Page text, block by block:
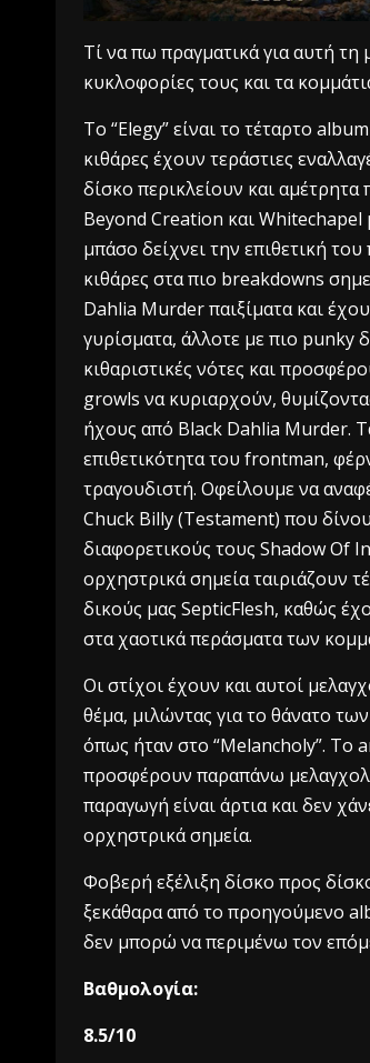
Τί να πω πραγματικά για αυτή
κυκλοφορίες τους και τα
Το “Elegy” είναι το τέταρτο
κιθάρες έχουν τεράστιες
δίσκο περικλείουν και
Beyond Creation και Whitechapel
μπάσο δείχνει την επιθετική
κιθάρες στα πιο breakdowns
Dahlia Murder παιξίματα και
γυρίσματα, άλλοτε με πιο punky
κιθαριστικές νότες και
growls να κυριαρχούν,
ήχους από Black Dahlia Murder.
επιθετικότητα του frontman,
τραγουδιστή. Οφείλουμε να
Chuck Billy (Testament) που
διαφορετικούς τους Shadow Of
ορχηστρικά σημεία ταιριάζουν
δικούς μας SepticFlesh, καθώς
στα χαοτικά περάσματα των
Οι στίχοι έχουν και αυτοί
θέμα, μιλώντας για το θάνατο
όπως ήταν στο “Melancholy”. Το
προσφέρουν παραπάνω
παραγωγή είναι άρτια και δεν
ορχηστρικά σημεία.
Φοβερή εξέλιξη δίσκο προς
ξεκάθαρα από το προηγούμενο
δεν μπορώ να περιμένω τον
Βαθμολογία:
8.5/10